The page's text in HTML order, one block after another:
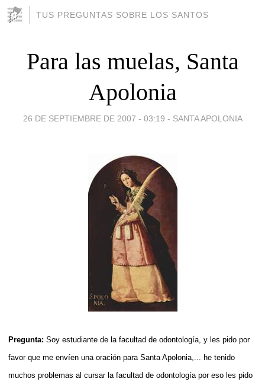
TUS PREGUNTAS SOBRE LOS SANTOS
Para las muelas, Santa
Apolonia
26 DE SEPTIEMBRE DE 2007 - 03:19 - SANTA APOLONIA
Pregunta: Soy estudiante de la facultad de odontología, y les pido por
favor que me envíen una oración para Santa Apolonia,... he tenido
muchos problemas al cursar la facultad de odontología por eso les pido